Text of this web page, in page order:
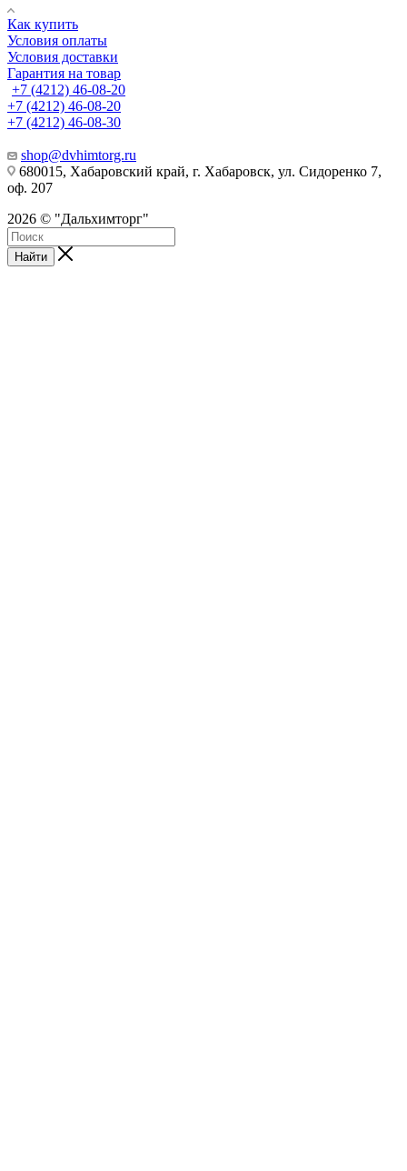
Как купить
Условия оплаты
Условия доставки
Гарантия на товар
+7 (4212) 46-08-20
+7 (4212) 46-08-20
+7 (4212) 46-08-30
shop@dvhimtorg.ru
680015, Хабаровский край, г. Хабаровск, ул. Сидоренко 7,
оф. 207
2026 © "Дальхимторг"
Найти